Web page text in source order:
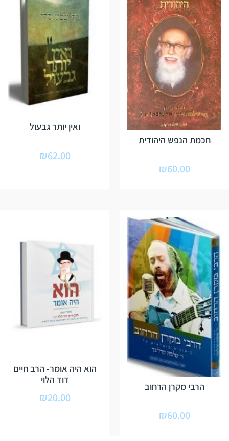
חכמת הנפש היהודית
₪60.00
ואין יותר גבעול
₪62.00
הרבי מקרן הרחוב
₪60.00
הוא היה אומר- הרב חיים
דוד הלוי
₪20.00